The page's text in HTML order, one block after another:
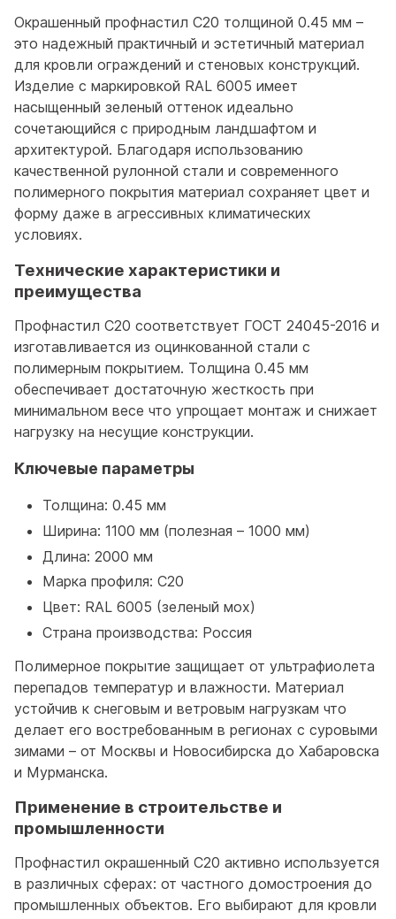
Окрашенный профнастил С20 толщиной 0.45 мм –
это надежный практичный и эстетичный материал
для кровли ограждений и стеновых конструкций.
Изделие с маркировкой RAL 6005 имеет
насыщенный зеленый оттенок идеально
сочетающийся с природным ландшафтом и
архитектурой. Благодаря использованию
качественной рулонной стали и современного
полимерного покрытия материал сохраняет цвет и
форму даже в агрессивных климатических
условиях.
Технические характеристики и
преимущества
Профнастил С20 соответствует ГОСТ 24045-2016 и
изготавливается из оцинкованной стали с
полимерным покрытием. Толщина 0.45 мм
обеспечивает достаточную жесткость при
минимальном весе что упрощает монтаж и снижает
нагрузку на несущие конструкции.
Ключевые параметры
Толщина: 0.45 мм
Ширина: 1100 мм (полезная – 1000 мм)
Длина: 2000 мм
Марка профиля: С20
Цвет: RAL 6005 (зеленый мох)
Страна производства: Россия
Полимерное покрытие защищает от ультрафиолета
перепадов температур и влажности. Материал
устойчив к снеговым и ветровым нагрузкам что
делает его востребованным в регионах с суровыми
зимами – от Москвы и Новосибирска до Хабаровска
и Мурманска.
Применение в строительстве и
промышленности
Профнастил окрашенный С20 активно используется
в различных сферах: от частного домостроения до
промышленных объектов. Его выбирают для кровли